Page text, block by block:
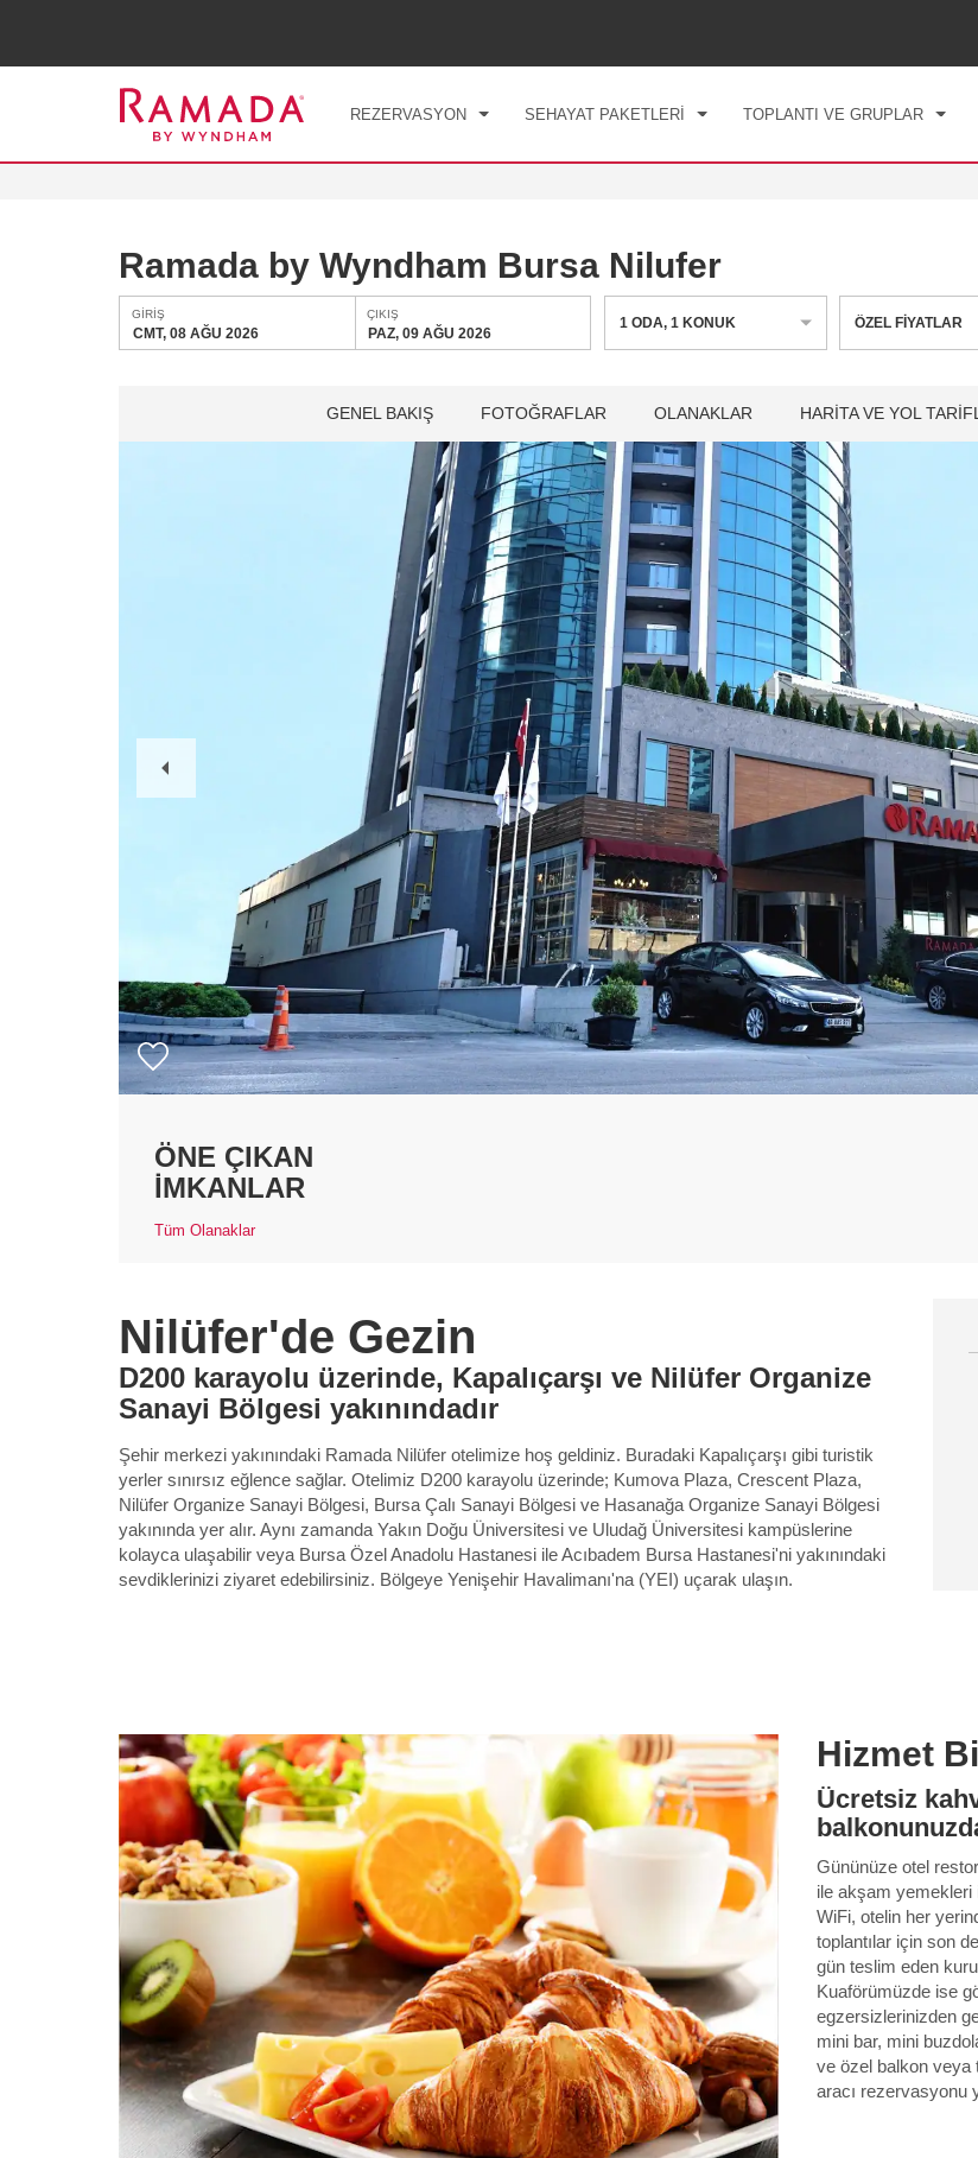
REZERVASYON SEHAYAT PAKETLERİ TOPLANTI VE GRUPLAR
Ramada by Wyndham Bursa Nilufer
GIRIŞ
CMT, 08 AĞU 2026
ÇIKIŞ
PAZ, 09 AĞU 2026
1 ODA,1 KONUK ÖZEL FIYATLAR
GENEL BAKIŞ FOTOĞRAFLAR OLANAKLAR HARITA VE YOL
Slide
ÖNE ÇIKAN
İMKANLAR
Tüm Olanaklar
Nilüfer'de Gezin
D200 karayolu üzerinde, Kapalıçarşı ve Nilüfer Organize
Sanayi Bölgesi yakınındadır
Şehir merkezi yakınındaki Ramada Nilüfer otelimize hoş geldiniz. Buradaki Kapalıçarşı gibi turistik
yerler sınırsız eğlence sağlar. Otelimiz D200 karayolu üzerinde; Kumova Plaza, Crescent Plaza,
Nilüfer Organize Sanayi Bölgesi, Bursa Çalı Sanayi Bölgesi ve Hasanağa Organize Sanayi Bölgesi
yakınında yer alır. Aynı zamanda Yakın Doğu Üniversitesi ve Uludağ Üniversitesi kampüslerine
kolayca ulaşabilir veya Bursa Özel Anadolu Hastanesi ile Acıbadem Bursa Hastanesi'ni yakınındaki
sevdiklerinizi ziyaret edebilirsiniz. Bölgeye Yenişehir Havalimanı'na (YEI) uçarak ulaşın.
Hizmet
Ücretsiz
Gününüze otel
ile akşam yemekleri
WiFi, otelin her
toplantılar için son
gün teslim eden
Kuaförümüzde ise
egzersizlerinizden
mini bar, mini
ve özel balkon veya
aracı rezervasyonu